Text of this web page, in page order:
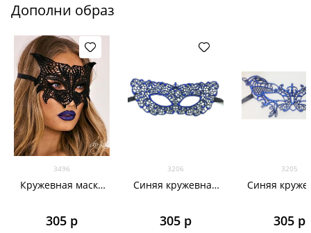
Дополни образ
3496
Кружевная маска
305 р
3206
Синяя кружевная
305 р
3205
Синяя
305 р